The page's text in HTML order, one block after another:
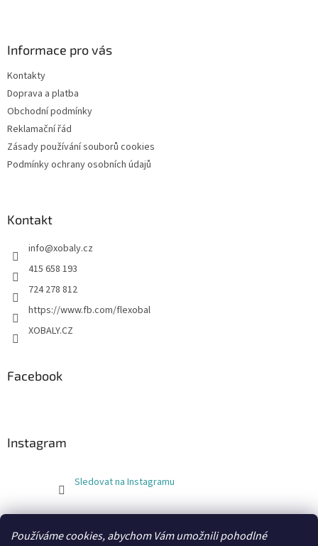
Používáme cookies, abychom Vám umožnili pohodlné
Informace pro vás
Kontakty
Doprava a platba
Obchodní podmínky
Reklamační řád
Zásady používání souborů cookies
Podmínky ochrany osobních údajů
Kontakt
info@xobaly.cz
415 658 193
724 278 812
https://www.fb.com/flexobal
XOBALY.CZ
Facebook
Instagram
Sledovat na Instagramu